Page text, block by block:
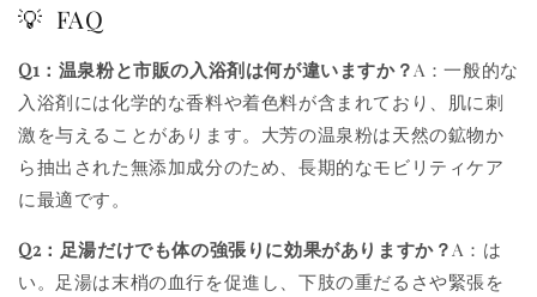
💡 FAQ
Q1：温泉粉と市販の入浴剤は何が違いますか？A：一般的な
入浴剤には化学的な香料や着色料が含まれており、肌に刺
激を与えることがあります。大芳の温泉粉は天然の鉱物か
ら抽出された無添加成分のため、長期的なモビリティケア
に最適です。
Q2：足湯だけでも体の強張りに効果がありますか？A：は
い。足湯は末梢の血行を促進し、下肢の重だるさや緊張を